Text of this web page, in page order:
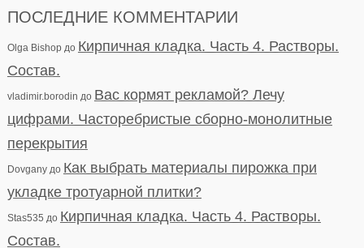
ПОСЛЕДНИЕ КОММЕНТАРИИ
Olga Bishopдо Кирпичная кладка. Часть 4. Растворы.
Состав.
vladimir.borodin до Вас кормят рекламой? Лечу
цифрами. Часторебристые сборно-монолитные
перекрытия
Dovganyдо Как выбрать материалы пирожка при
укладке тротуарной плитки?
Stas535 до Кирпичная кладка. Часть 4. Растворы.
Состав.